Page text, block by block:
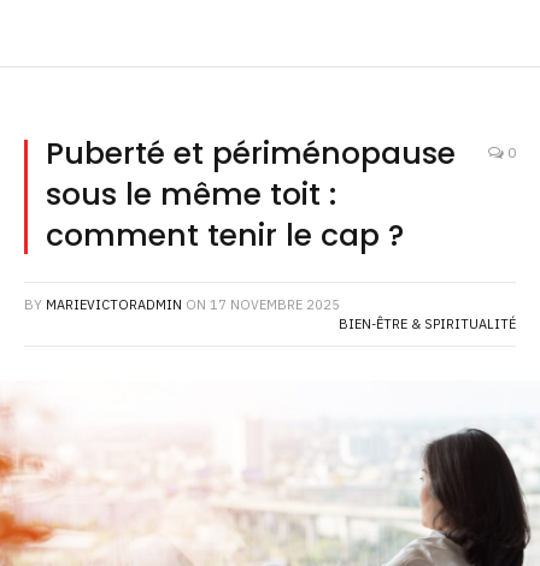
Puberté et périménopause
sous le même toit :
comment tenir le cap ?
0
BY MARIEVICTORADMIN ON 17 NOVEMBRE 2025
BIEN-ÊTRE & SPIRITUALITÉ